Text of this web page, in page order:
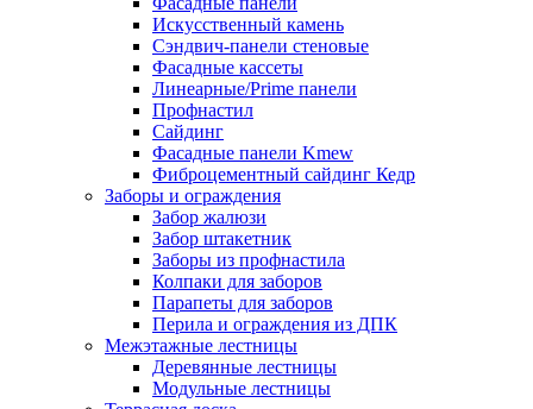
Искусственный камень
Сэндвич-панели стеновые
Фасадные кассеты
Линеарные/Prime панели
Профнастил
Сайдинг
Фасадные панели Kmew
Фиброцементный сайдинг Кедр
Заборы и ограждения
Забор жалюзи
Забор штакетник
Заборы из профнастила
Колпаки для заборов
Парапеты для заборов
Перила и ограждения из ДПК
Межэтажные лестницы
Деревянные лестницы
Модульные лестницы